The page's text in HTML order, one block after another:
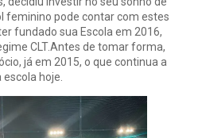
feminino pode contar com estes
fundado sua Escola em 2016,
CLT.Antes de tomar forma,
já em 2015, o que continua a
hoje.